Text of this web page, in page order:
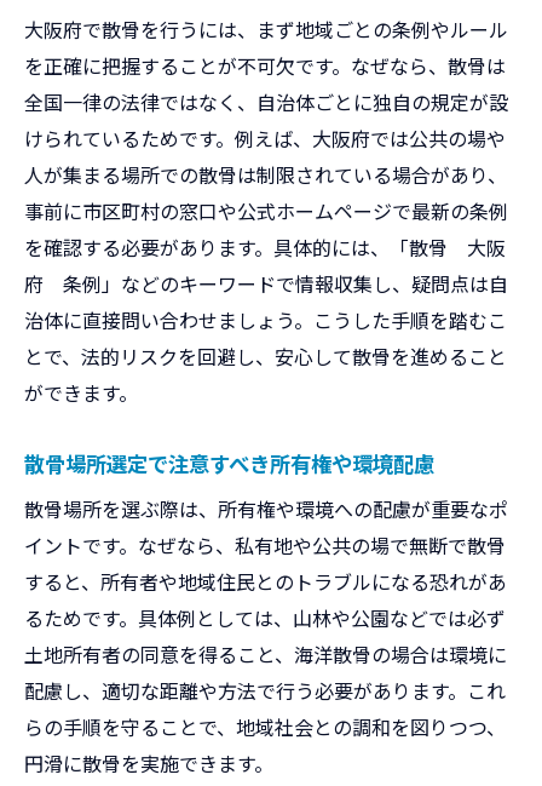
大阪府で散骨を行うには、まず地域ごとの条例やルール
を正確に把握することが不可欠です。なぜなら、散骨は
全国一律の法律ではなく、自治体ごとに独自の規定が設
けられているためです。例えば、大阪府では公共の場や
人が集まる場所での散骨は制限されている場合があり、
事前に市区町村の窓口や公式ホームページで最新の条例
を確認する必要があります。具体的には、「散骨 大阪
府 条例」などのキーワードで情報収集し、疑問点は自
治体に直接問い合わせましょう。こうした手順を踏むこ
とで、法的リスクを回避し、安心して散骨を進めること
ができます。
散骨場所選定で注意すべき所有権や環境配慮
散骨場所を選ぶ際は、所有権や環境への配慮が重要なポ
イントです。なぜなら、私有地や公共の場で無断で散骨
すると、所有者や地域住民とのトラブルになる恐れがあ
るためです。具体例としては、山林や公園などでは必ず
土地所有者の同意を得ること、海洋散骨の場合は環境に
配慮し、適切な距離や方法で行う必要があります。これ
らの手順を守ることで、地域社会との調和を図りつつ、
円滑に散骨を実施できます。